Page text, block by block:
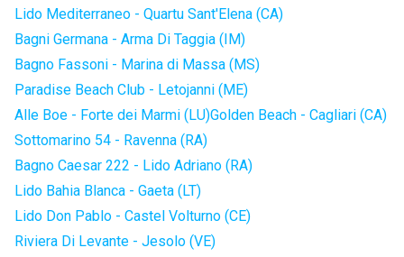
Lido Mediterraneo - Quartu Sant'Elena (CA)
Bagni Germana - Arma Di Taggia (IM)
Bagno Fassoni - Marina di Massa (MS)
Paradise Beach Club - Letojanni (ME)
Alle Boe - Forte dei Marmi (LU)Golden Beach - Cagliari (CA)
Sottomarino 54 - Ravenna (RA)
Bagno Caesar 222 - Lido Adriano (RA)
Lido Bahia Blanca - Gaeta (LT)
Lido Don Pablo - Castel Volturno (CE)
Riviera Di Levante - Jesolo (VE)